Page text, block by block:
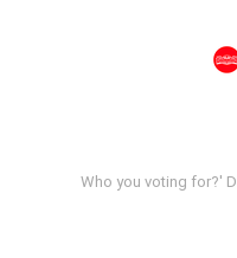
Who you voting for?'